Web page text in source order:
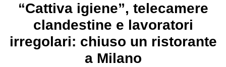
“Cattiva igiene”, telecamere
clandestine e lavoratori
irregolari: chiuso un ristorante
a Milano